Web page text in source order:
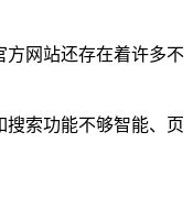
方网站还存在着许多不
索功能不够智能、页